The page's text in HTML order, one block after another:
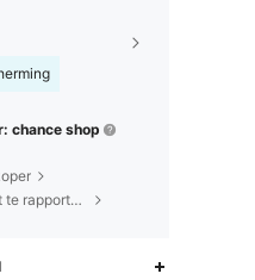
chance shop
klik hier om deze verkoper en/of product te rapporteren.